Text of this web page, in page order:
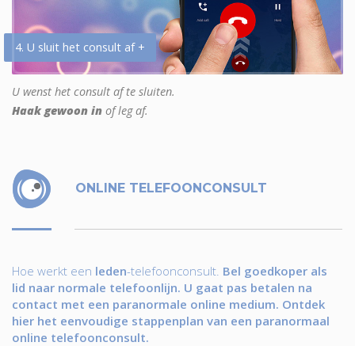
4. U sluit het consult af +
U wenst het consult af te sluiten.
Haak gewoon in of leg af.
ONLINE TELEFOONCONSULT
Hoe werkt een leden-telefoonconsult. Bel goedkoper als
lid naar normale telefoonlijn. U gaat pas betalen na
contact met een paranormale online medium. Ontdek
hier het eenvoudige stappenplan van een paranormaal
online telefoonconsult.